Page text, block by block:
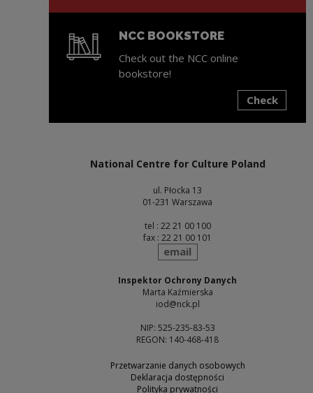
NCC BOOKSTORE
Check out the NCC online
bookstore!
Check
National Centre for Culture Poland
ul. Płocka 13
01-231 Warszawa
tel : 22 21 00 100
fax : 22 21 00 101
send
email
Inspektor Ochrony Danych
Marta Kaźmierska
iod@nck.pl
NIP: 525-235-83-53
REGON: 140-468-418
Przetwarzanie danych osobowych
Deklaracja dostępności
Polityka prywatności